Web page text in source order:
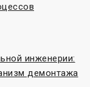
инженерии:
демонтажа